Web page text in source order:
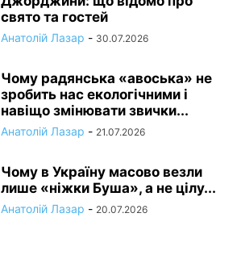
свято та гостей
Анатолій Лазар - 30.07.2026
Чому радянська «авоська» не
зробить нас екологічними і
навіщо змінювати звички...
Анатолій Лазар - 21.07.2026
Чому в Україну масово везли
лише «ніжки Буша», а не цілу...
Анатолій Лазар - 20.07.2026